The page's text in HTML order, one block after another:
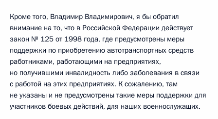
Кроме того, Владимир Владимирович, я бы обратил
внимание на то, что в Российской Федерации действует
закон № 125 от 1998 года, где предусмотрены меры
поддержки по приобретению автотранспортных средств
работниками, работающими на предприятиях,
но получившими инвалидность либо заболевания в связи
с работой на этих предприятиях. К сожалению, там
не указаны и не предусмотрены такие меры поддержки для
участников боевых действий, для наших военнослужащих.